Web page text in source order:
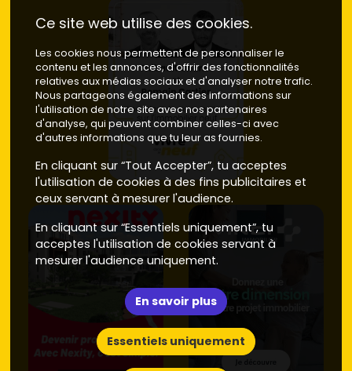
Ce site web utilise des cookies.
Les cookies nous permettent de personnaliser le
contenu et les annonces, d'offrir des fonctionnalités
relatives aux médias sociaux et d'analyser notre trafic.
Nous partageons également des informations sur
l'utilisation de notre site avec nos partenaires
d'analyse, qui peuvent combiner celles-ci avec
d'autres informations que tu leur as fournies.
En cliquant sur “Tout Accepter”, tu acceptes
l'utilisation de cookies à des fins publicitaires et
ceux servant à mesurer l'audience.
En cliquant sur “Essentiels uniquement”, tu
acceptes l'utilisation de cookies servant à
mesurer l'audience uniquement.
En savoir plus
Essentiels uniquement